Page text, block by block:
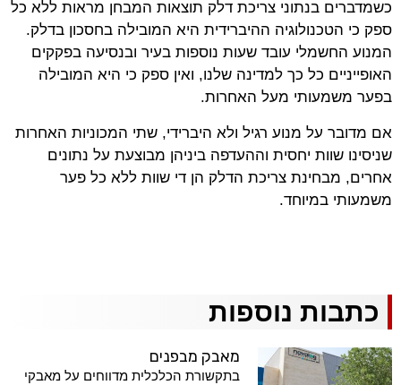
כשמדברים בנתוני צריכת דלק תוצאות המבחן מראות ללא כל
ספק כי הטכנולוגיה ההיברידית היא המובילה בחסכון בדלק.
המנוע החשמלי עובד שעות נוספות בעיר ובנסיעה בפקקים
האופייניים כל כך למדינה שלנו, ואין ספק כי היא המובילה
בפער משמעותי מעל האחרות.
אם מדובר על מנוע רגיל ולא היברידי, שתי המכוניות האחרות
שניסינו שוות יחסית וההעדפה ביניהן מבוצעת על נתונים
אחרים, מבחינת צריכת הדלק הן די שוות ללא כל פער
משמעותי במיוחד.
כתבות נוספות
מאבק מבפנים
בתקשורת הכלכלית מדווחים על מאבקי